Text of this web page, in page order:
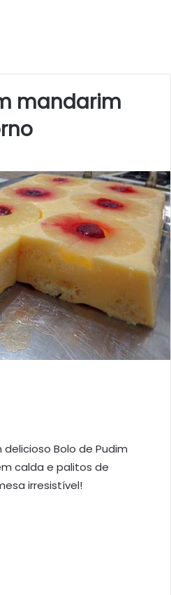
mandarim
Bolo de Pudim
calda e palitos de
irresistível!